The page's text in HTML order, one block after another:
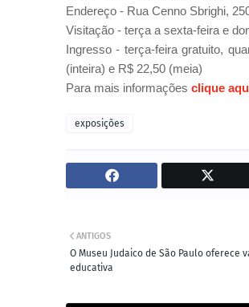
Endereço - Rua Cenno Sbrighi,
Visitação - terça a sexta-feira e
Ingresso - terça-feira gratuito,
(inteira) e R$ 22,50 (meia)
Para mais informações clique
exposições
ANTIGOS
O Museu Judaico de São Paulo
educativa